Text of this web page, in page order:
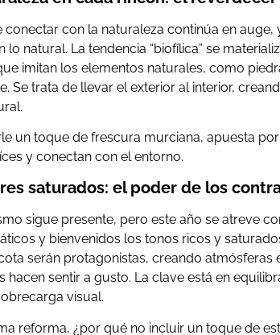
conectar con la naturaleza continúa en
lo natural. La tendencia “biofílica” se
imitan los elementos naturales, como
Se trata de llevar el exterior al interior,
un toque de frescura murciana, apuesta
y conectan con el entorno.
saturados: el poder de los
sigue presente, pero este año se atreve
y bienvenidos los tonos ricos y
serán protagonistas, creando
hacen sentir a gusto. La clave está en
visual.
reforma, ¿por qué no incluir un toque de